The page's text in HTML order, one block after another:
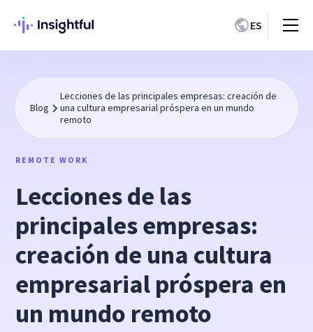
ES
Blog
Lecciones de las principales empresas: creación de
una cultura empresarial próspera en un mundo
remoto
REMOTE WORK
Lecciones de las
principales empresas:
creación de una cultura
empresarial próspera en
un mundo remoto